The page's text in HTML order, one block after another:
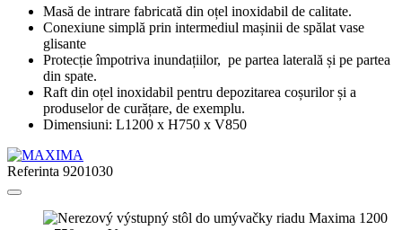
Masă de intrare fabricată din oțel inoxidabil de calitate.
Conexiune simplă prin intermediul mașinii de spălat vase
glisante
Protecție împotriva inundațiilor, pe partea laterală și pe partea
din spate.
Raft din oțel inoxidabil pentru depozitarea coșurilor și a
produselor de curățare, de exemplu.
Dimensiuni: L1200 x H750 x V850
Referinta 9201030